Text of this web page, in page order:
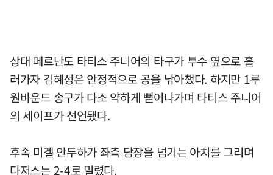
상대 페르난도 타티스 주니어의 타구가 투수 옆으로 흘
러가자 김혜성은 안정적으로 공을 낚아챘다. 하지만 1루
원바운드 송구가 다소 약하게 뻗어나가며 타티스 주니어
의 세이프가 선언됐다.
후속 미겔 안두하가 좌측 담장을 넘기는 아치를 그리며
다저스는 2-4로 밀렸다.